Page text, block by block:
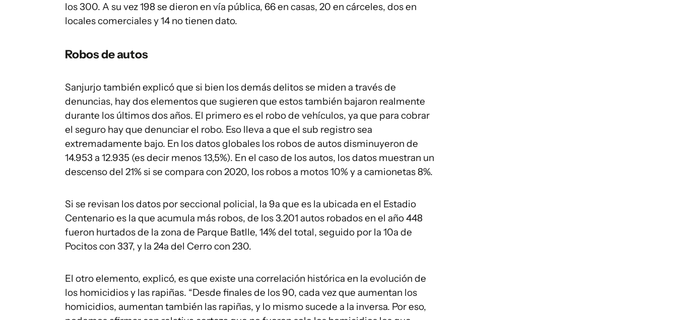
los 300. A su vez 198 se dieron en vía pública, 66 en casas, 20 en cárceles, dos en
locales comerciales y 14 no tienen dato.
Robos de autos
Sanjurjo también explicó que si bien los demás delitos se miden a través de
denuncias, hay dos elementos que sugieren que estos también bajaron realmente
durante los últimos dos años. El primero es el robo de vehículos, ya que para cobrar
el seguro hay que denunciar el robo. Eso lleva a que el sub registro sea
extremadamente bajo. En los datos globales los robos de autos disminuyeron de
14.953 a 12.935 (es decir menos 13,5%). En el caso de los autos, los datos muestran un
descenso del 21% si se compara con 2020, los robos a motos 10% y a camionetas 8%.
Si se revisan los datos por seccional policial, la 9a que es la ubicada en el Estadio
Centenario es la que acumula más robos, de los 3.201 autos robados en el año 448
fueron hurtados de la zona de Parque Batlle, 14% del total, seguido por la 10a de
Pocitos con 337, y la 24a del Cerro con 230.
El otro elemento, explicó, es que existe una correlación histórica en la evolución de
los homicidios y las rapiñas. “Desde finales de los 90, cada vez que aumentan los
homicidios, aumentan también las rapiñas, y lo mismo sucede a la inversa. Por eso,